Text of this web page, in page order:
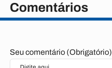
Comentários
Seu comentário (Obrigatório)